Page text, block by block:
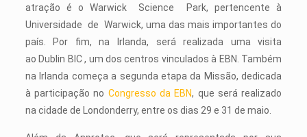
atração é o Warwick Science Park, pertencente à
Universidade de Warwick, uma das mais importantes do
país. Por fim, na Irlanda, será realizada uma visita
ao Dublin BIC , um dos centros vinculados à EBN. Também
na Irlanda começa a segunda etapa da Missão, dedicada
à participação no Congresso da EBN, que será realizado
na cidade de Londonderry, entre os dias 29 e 31 de maio.